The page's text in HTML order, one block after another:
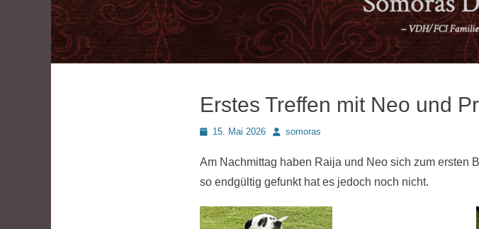
Erstes Treffen mit Neo und
Posted15. Mai 2026 Autorsomoras
Am Nachmittag haben Raija und Neo sich zum ersten
so endgültig gefunkt hat es jedoch noch nicht.